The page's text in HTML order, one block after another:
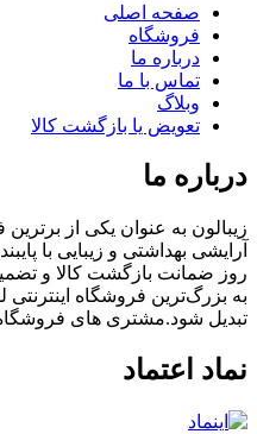
صفحه اصلی
فروشگاه
درباره ما
تماس با ما
وبلاگ
تعویض یا بازگشت کالا
ما
به عنوان یکی از برترین
ضمانت بازگشت کالا و تضمین
فروشگاه اینترنتی
شود.مشتری های فروشگاه
اعتماد